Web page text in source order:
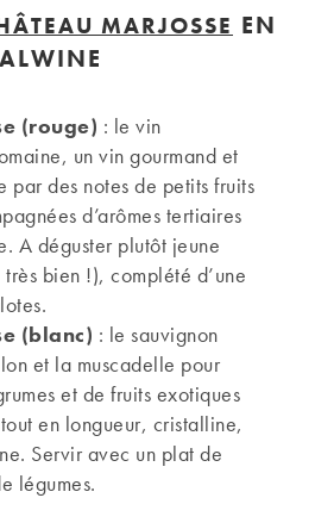
MARJOSSE EN
(rouge) : le vin
un vin gourmand et
par des notes de petits fruits
d’arômes tertiaires
A déguster plutôt jeune
très bien !), complété d’une
(blanc) : le sauvignon
et la muscadelle pour
et de fruits exotiques
en longueur, cristalline,
Servir avec un plat de
légumes.